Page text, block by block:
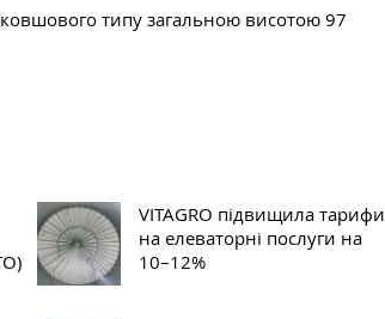
типу загальною висотою 97
VITAGRO підвищила тарифи
на елеваторні послуги на
10–12%